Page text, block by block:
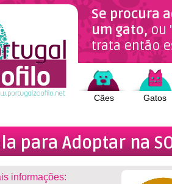
Se procura
um gato,ou
trata então
Cães Gatos
para Adoptar na
informações: